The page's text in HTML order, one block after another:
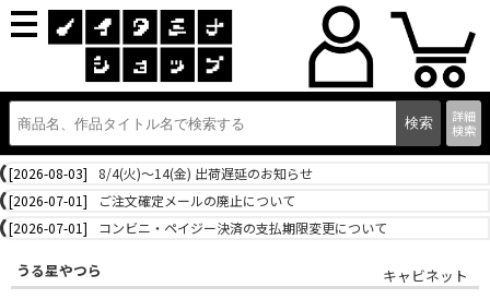
詳細
検索
[2026-08-03]
8/4(火)～14(金) 出荷遅延のお知らせ
[2026-07-01]
ご注文確定メールの廃止について
[2026-07-01]
コンビニ・ペイジー決済の支払期限変更について
うる星やつら キャビネット